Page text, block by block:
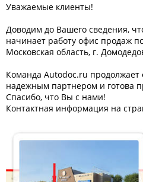
Уважаемые клиенты!
Доводим до Вашего сведения,
начинает работу офис продаж
Московская область, г.
Команда Autodoc.ru продолжает
надежным партнером и готова
Спасибо, что Вы с нами!
Контактная информация на